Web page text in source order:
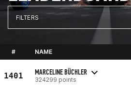
FILTERS
# NAME
1401 MARCELINE BÜCHLER
324299 points